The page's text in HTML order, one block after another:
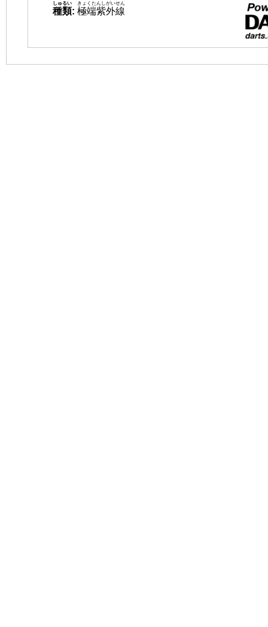
種類
しゅるい
: 極端紫外線
きょくたんしがいせん